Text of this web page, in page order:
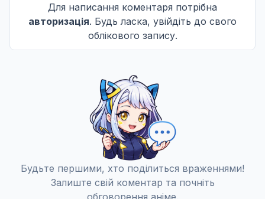
Для написання коментаря потрібна
авторизація. Будь ласка, увійдіть до свого
облікового запису.
Будьте першими, хто поділиться враженнями!
Залиште свій коментар та почніть